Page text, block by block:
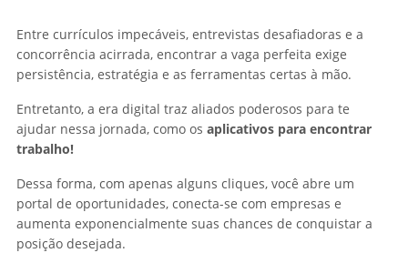
Entre currículos impecáveis, entrevistas desafiadoras e a
concorrência acirrada, encontrar a vaga perfeita exige
persistência, estratégia e as ferramentas certas à mão.
Entretanto, a era digital traz aliados poderosos para te
ajudar nessa jornada, como os aplicativos para encontrar
trabalho!
Dessa forma, com apenas alguns cliques, você abre um
portal de oportunidades, conecta-se com empresas e
aumenta exponencialmente suas chances de conquistar a
posição desejada.